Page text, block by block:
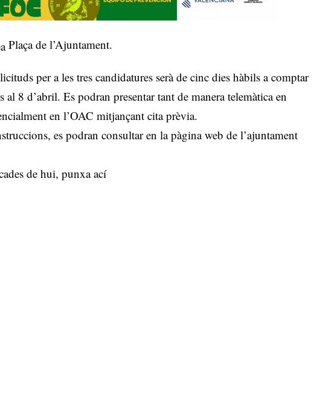
Plaça de l’Ajuntament.
per a les tres candidatures serà de cinc dies hàbils a comptar
al 8 d’abril. Es podran presentar tant de manera telemàtica en
en l’OAC mitjançant cita prèvia.
es podran consultar en la pàgina web de l’ajuntament
de hui,punxa ací